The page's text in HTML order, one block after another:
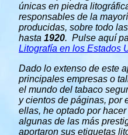
únicas en piedra
responsables de la
producidas, sobre todo
hasta 1920. Pulse aquí
Litografía en los Estados
Dado lo extenso de este
principales empresas o
el mundo del tabaco
y cientos de páginas, por
ellas, he optado por
algunas de las más
aportaron sus etiquetas